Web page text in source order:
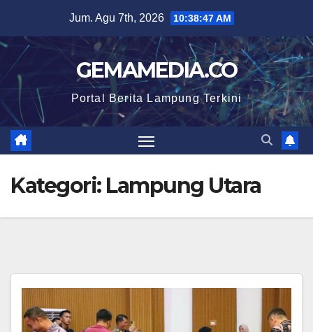
content
Jum. Agu 7th, 2026 10:38:49 AM
GEMAMEDIA.CO
Portal Berita Lampung Terkini
Kategori: Lampung Utara